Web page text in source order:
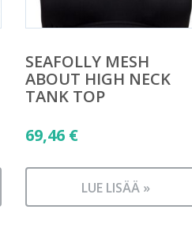
SEAFOLLY MESH
ABOUT HIGH NECK
TANK TOP
69,46 €
LUE LISÄÄ »